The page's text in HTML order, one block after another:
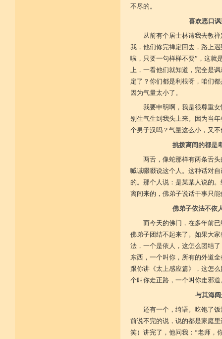
不尽的。
喜欢恶口
从前有个居士林请我去教
我，他们修完禅定回去，路上
啦，只要一句样样不要”，这就
上，一看他们就知道，完全是
定了？你们都是利根呀，咱们
因为气量太小了。
我要申明啊，我是很尊重
别生气生到我头上来。因为当
个男子汉吗？气量这么小，又
挑拨离间的都是
两舌，像蛇那样有两条舌
嘁嘁啜啜说这个人。这种话对
的。那个人说：是某某人说的
离间来的，佛弟子说话干事只
佛弟子依法不依
而今天的佛门，在多年前
佛弟子团结不起来了。如果大
法，一个是依人，这怎么团结
东西，一个叫你，所有的外道
跟你讲《太上感应篇》，这怎
个叫你走正路，一个叫你走邪
与其海
还有一个，绮语。吃饱了
前说不完的说，说的都是家庭
笑）讲完了，他问我：“老师，